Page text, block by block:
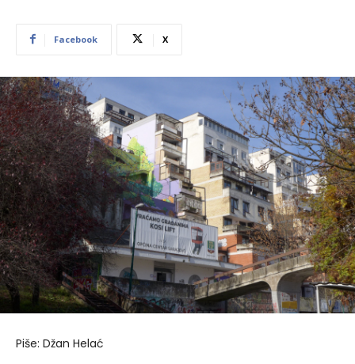
Facebook X
Piše: Džan Helać